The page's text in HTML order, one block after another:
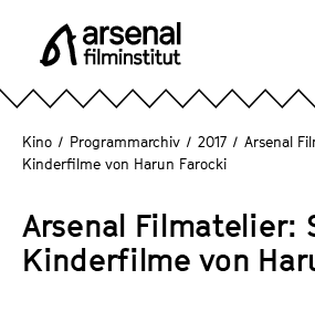
e r
s
e
a
l
F
Kino / Programmarchiv / 2017 / Arsenal
Kinderfilme von Harun Farocki
Arsenal Filmatelier:
Kinderfilme von